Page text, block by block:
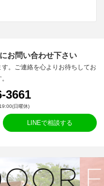
お問い合わせ下さい
。ご連絡を心よりお待ちしてお
3661
日曜休)
LINEで相談する